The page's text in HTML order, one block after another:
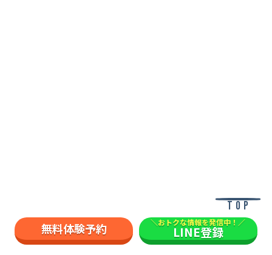
TOP
無料体験予約 ＼おトクな情報を発信中！／
LINE登録